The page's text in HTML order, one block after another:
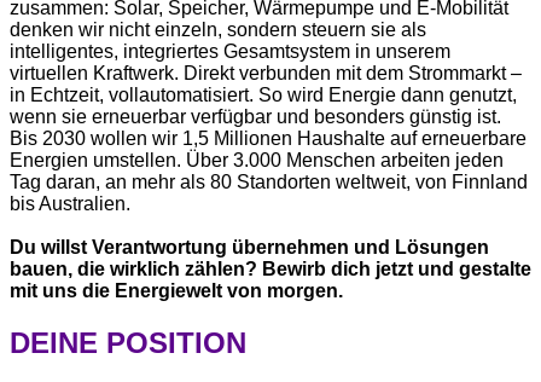
zusammen: Solar, Speicher, Wärmepumpe und E-Mobilität
denken wir nicht einzeln, sondern steuern sie als
intelligentes, integriertes Gesamtsystem in unserem
virtuellen Kraftwerk. Direkt verbunden mit dem Strommarkt –
in Echtzeit, vollautomatisiert. So wird Energie dann genutzt,
wenn sie erneuerbar verfügbar und besonders günstig ist.
Bis 2030 wollen wir 1,5 Millionen Haushalte auf erneuerbare
Energien umstellen. Über 3.000 Menschen arbeiten jeden
Tag daran, an mehr als 80 Standorten weltweit, von Finnland
bis Australien.
Du willst Verantwortung übernehmen und Lösungen
bauen, die wirklich zählen? Bewirb dich jetzt und gestalte
mit uns die Energiewelt von morgen.
DEINE POSITION